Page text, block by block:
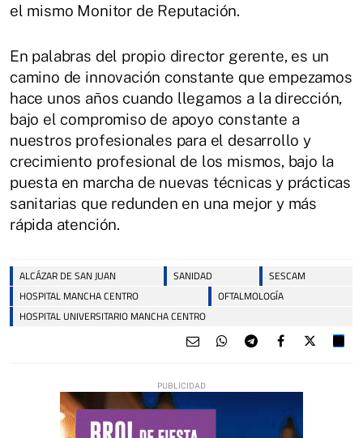
el mismo Monitor de Reputación.
En palabras del propio director gerente, es un
camino de innovación constante que empezamos
hace unos años cuando llegamos a la dirección,
bajo el compromiso de apoyo constante a
nuestros profesionales para el desarrollo y
crecimiento profesional de los mismos, bajo la
puesta en marcha de nuevas técnicas y prácticas
sanitarias que redunden en una mejor y más
rápida atención.
ALCÁZAR DE SAN JUAN SANIDAD
SESCAM
HOSPITAL MANCHA CENTRO
OFTALMOLOGÍA
HOSPITAL UNIVERSITARIO MANCHA CENTRO